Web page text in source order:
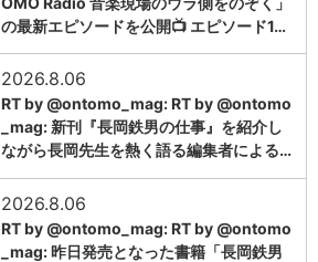
の最新エピソードを公開📺 エピソード1…
2026.8.06
RT by @ontomo_mag: RT by @ontomo
_mag: 新刊『長岡鉄男の仕事』を紹介し
ながら長岡先生を熱く語る編集者による…
2026.8.06
RT by @ontomo_mag: RT by @ontomo
_mag: 昨日発売となった書籍「長岡鉄男